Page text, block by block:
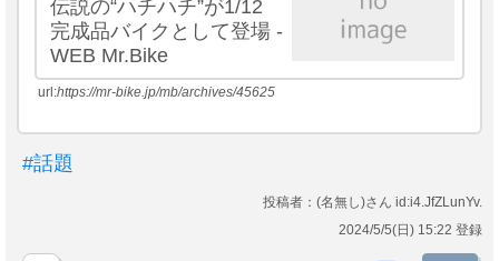
伝説の“ハチハチ”が1/12
完成品バイクとして登場 -
WEB Mr.Bike
url:https://mr-bike.jp/mb/archives/45625
#話題
投稿者：(名無し)さん id:i4.JfZLunYv.
2024/5/5(日) 15:22 登録